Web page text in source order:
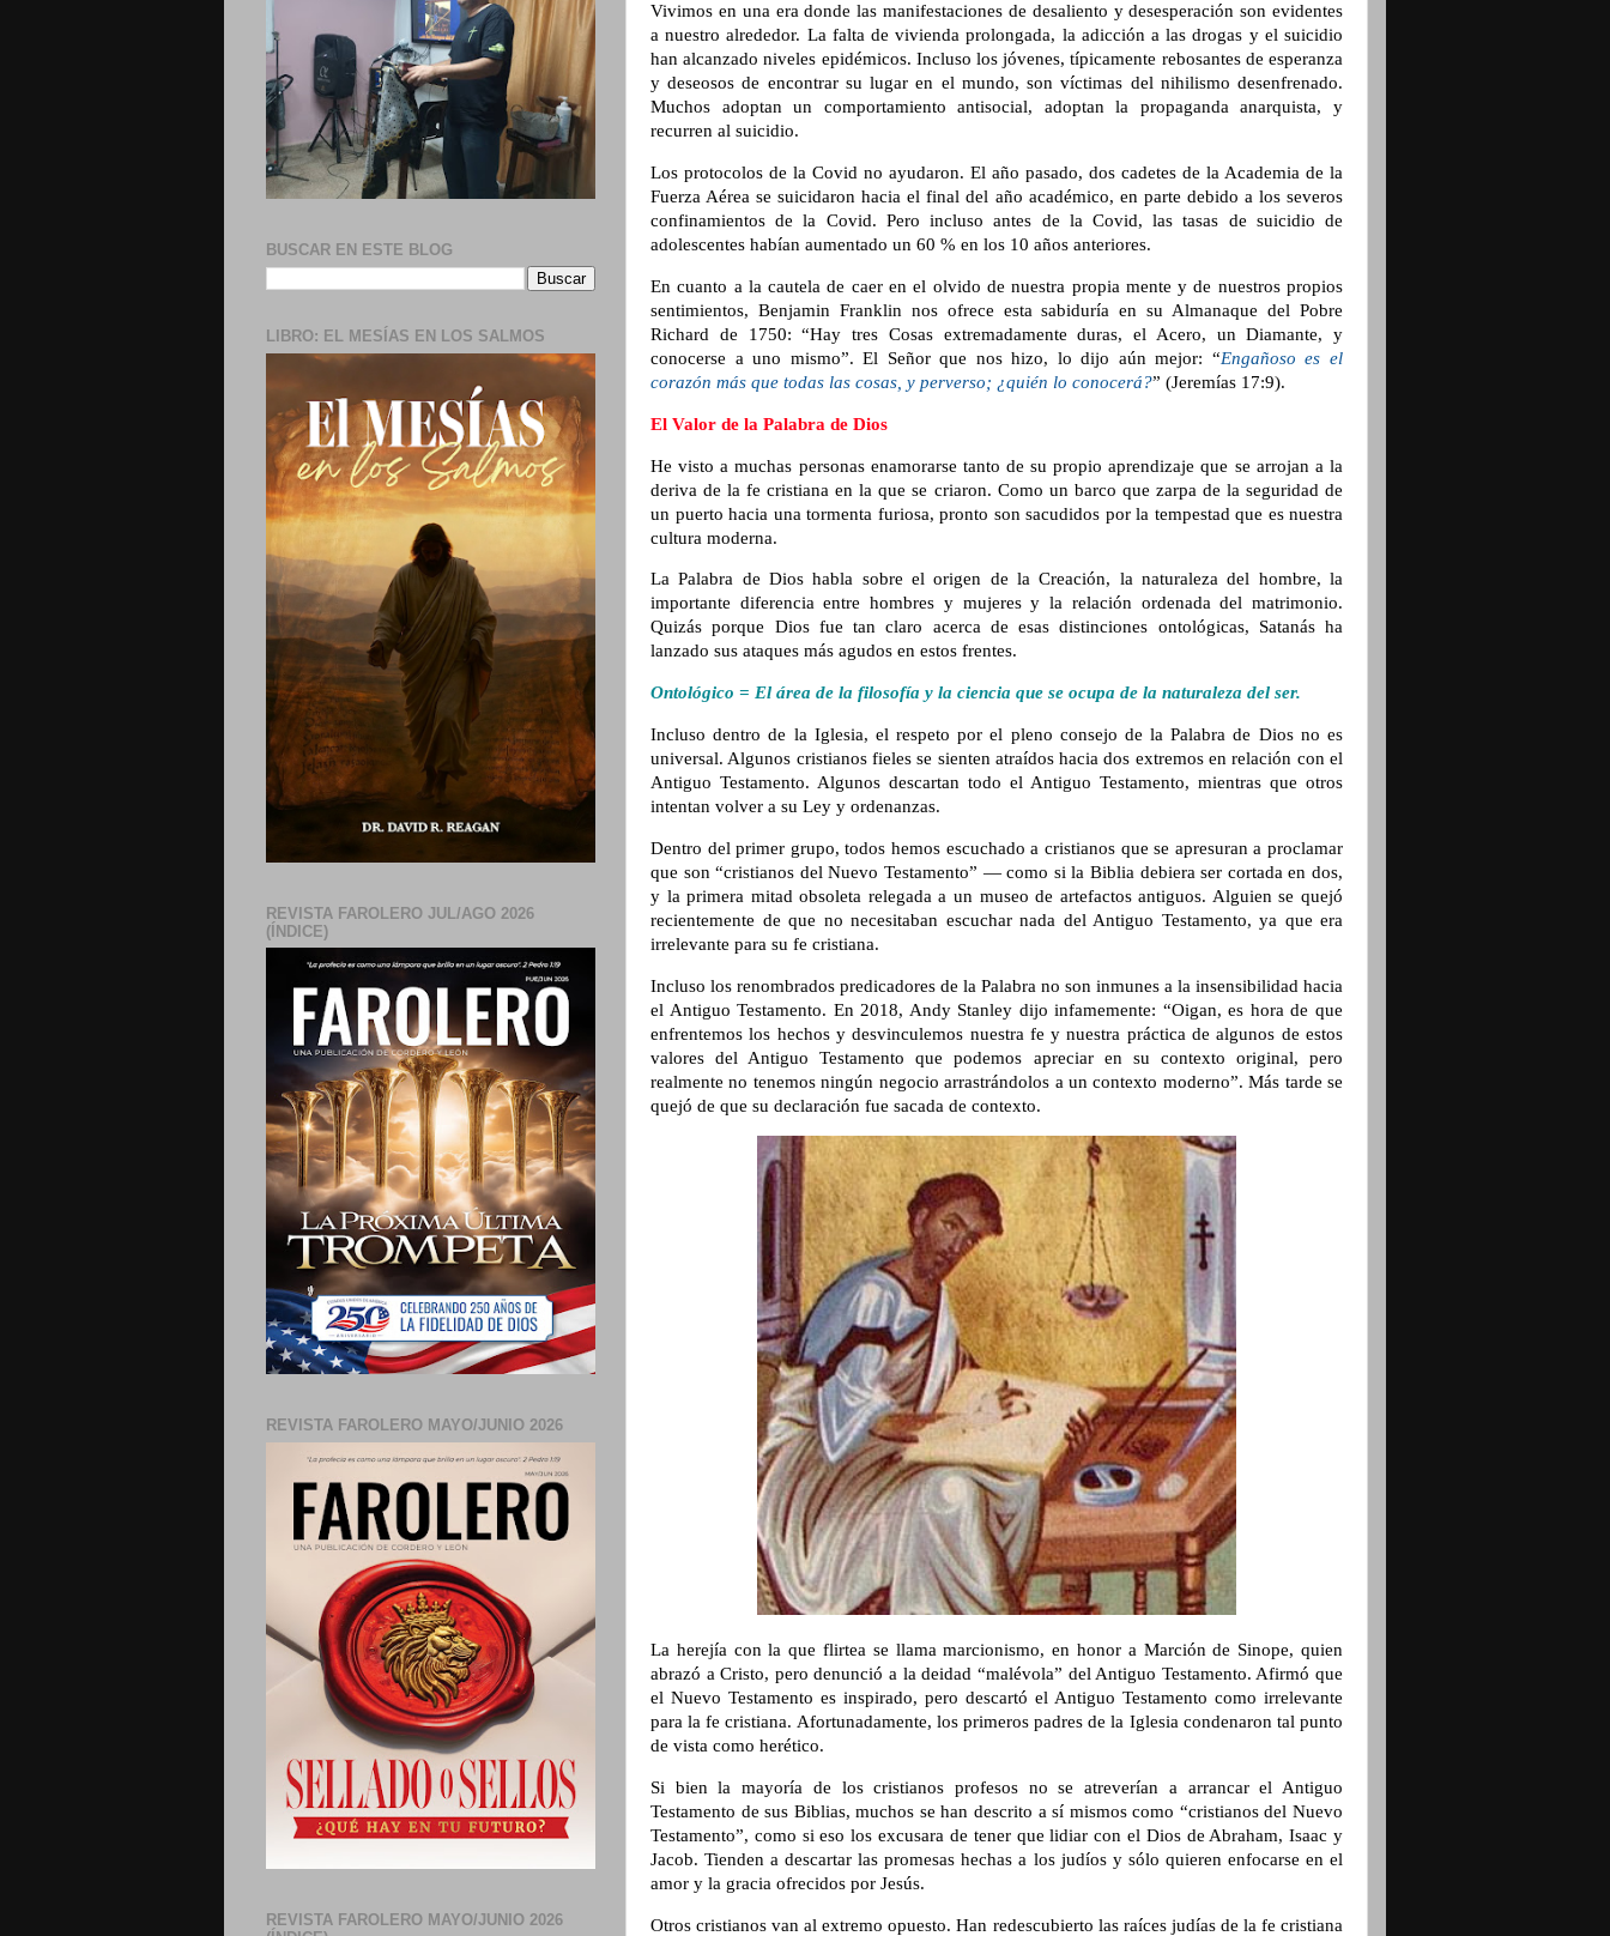
Vivimos en una era donde las manifestaciones de desaliento y desesperación son evidentes
a nuestro alrededor. La falta de vivienda prolongada, la adicción a las drogas y el suicidio
han alcanzado niveles epidémicos. Incluso los jóvenes, típicamente rebosantes de esperanza
y deseosos de encontrar su lugar en el mundo, son víctimas del nihilismo desenfrenado.
Muchos adoptan un comportamiento antisocial, adoptan la propaganda anarquista, y
recurren al suicidio.
Los protocolos de la Covid no ayudaron. El año pasado, dos cadetes de la Academia de la
Fuerza Aérea se suicidaron hacia el final del año académico, en parte debido a los severos
confinamientos de la Covid. Pero incluso antes de la Covid, las tasas de suicidio de
adolescentes habían aumentado un 60 % en los 10 años anteriores.
En cuanto a la cautela de caer en el olvido de nuestra propia mente y de nuestros propios
sentimientos, Benjamin Franklin nos ofrece esta sabiduría en su Almanaque del Pobre
Richard de 1750: “Hay tres Cosas extremadamente duras, el Acero, un Diamante, y
conocerse a uno mismo”. El Señor que nos hizo, lo dijo aún mejor: “Engañoso es el
corazón más que todas las cosas, y perverso; ¿quién lo conocerá?” (Jeremías 17:9).
El Valor de la Palabra de Dios
He visto a muchas personas enamorarse tanto de su propio aprendizaje que se arrojan a la
deriva de la fe cristiana en la que se criaron. Como un barco que zarpa de la seguridad de
un puerto hacia una tormenta furiosa, pronto son sacudidos por la tempestad que es nuestra
cultura moderna.
La Palabra de Dios habla sobre el origen de la Creación, la naturaleza del hombre, la
importante diferencia entre hombres y mujeres y la relación ordenada del matrimonio.
Quizás porque Dios fue tan claro acerca de esas distinciones ontológicas, Satanás ha
lanzado sus ataques más agudos en estos frentes.
Ontológico = El área de la filosofía y la ciencia que se ocupa de la naturaleza del ser.
Incluso dentro de la Iglesia, el respeto por el pleno consejo de la Palabra de Dios no es
universal. Algunos cristianos fieles se sienten atraídos hacia dos extremos en relación con el
Antiguo Testamento. Algunos descartan todo el Antiguo Testamento, mientras que otros
intentan volver a su Ley y ordenanzas.
Dentro del primer grupo, todos hemos escuchado a cristianos que se apresuran a proclamar
que son “cristianos del Nuevo Testamento” — como si la Biblia debiera ser cortada en dos,
y la primera mitad obsoleta relegada a un museo de artefactos antiguos. Alguien se quejó
recientemente de que no necesitaban escuchar nada del Antiguo Testamento, ya que era
irrelevante para su fe cristiana.
Incluso los renombrados predicadores de la Palabra no son inmunes a la insensibilidad hacia
el Antiguo Testamento. En 2018, Andy Stanley dijo infamemente: “Oigan, es hora de que
enfrentemos los hechos y desvinculemos nuestra fe y nuestra práctica de algunos de estos
valores del Antiguo Testamento que podemos apreciar en su contexto original, pero
realmente no tenemos ningún negocio arrastrándolos a un contexto moderno”. Más tarde se
quejó de que su declaración fue sacada de contexto.
La herejía con la que flirtea se llama marcionismo, en honor a Marción de Sinope, quien
abrazó a Cristo, pero denunció a la deidad “malévola” del Antiguo Testamento. Afirmó que
el Nuevo Testamento es inspirado, pero descartó el Antiguo Testamento como irrelevante
para la fe cristiana. Afortunadamente, los primeros padres de la Iglesia condenaron tal punto
de vista como herético.
Si bien la mayoría de los cristianos profesos no se atreverían a arrancar el Antiguo
Testamento de sus Biblias, muchos se han descrito a sí mismos como “cristianos del Nuevo
Testamento”, como si eso los excusara de tener que lidiar con el Dios de Abraham, Isaac y
Jacob. Tienden a descartar las promesas hechas a los judíos y sólo quieren enfocarse en el
amor y la gracia ofrecidos por Jesús.
Otros cristianos van al extremo opuesto. Han redescubierto las raíces judías de la fe cristiana
BUSCAR EN ESTE BLOG
LIBRO: EL MESÍAS EN LOS SALMOS
REVISTA FAROLERO JUL/AGO 2026
(ÍNDICE)
REVISTA FAROLERO MAYO/JUNIO 2026
REVISTA FAROLERO MAYO/JUNIO 2026